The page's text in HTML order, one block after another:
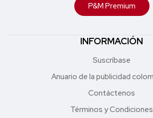
P&M Premium
INFORMACIÓN
Suscríbase
Anuario de la publicidad
Contáctenos
Términos y Condiciones